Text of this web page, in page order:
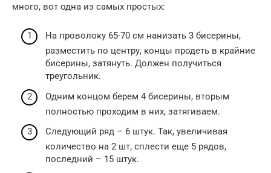
много, вот одна из самых простых:
На проволоку 65-70 см нанизать 3 бисерины,
разместить по центру, концы продеть в крайние
бисерины, затянуть. Должен получиться
треугольник.
Одним концом берем 4 бисерины, вторым
полностью проходим в них, затягиваем.
Следующий ряд – 6 штук. Так, увеличивая
количество на 2 шт, сплести еще 5 рядов,
последний – 15 штук.